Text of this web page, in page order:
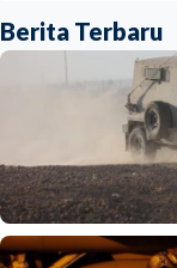
Berita Terbaru
Internasional